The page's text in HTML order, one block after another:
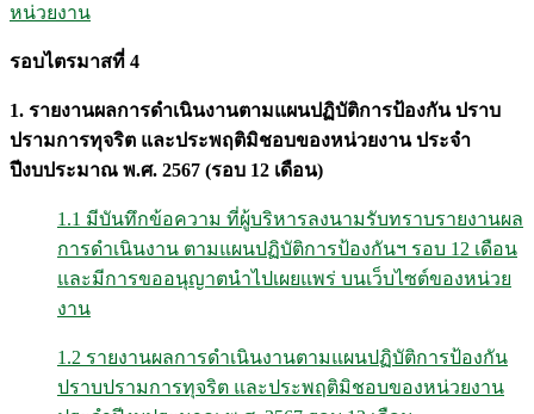
หน่วยงาน
รอบไตรมาสที่ 4
1. รายงานผลการดำเนินงานตามแผนปฏิบัติการป้องกัน ปราบ
ปรามการทุจริต และประพฤติมิชอบของหน่วยงาน ประจำ
ปีงบประมาณ พ.ศ. 2567 (รอบ 12 เดือน)
1.1 มีบันทึกข้อความ ที่ผู้บริหารลงนามรับทราบรายงานผล
การดำเนินงาน ตามแผนปฏิบัติการป้องกันฯ รอบ 12 เดือน
และมีการขออนุญาตนำไปเผยแพร่ บนเว็บไซต์ของหน่วย
งาน
1.2 รายงานผลการดำเนินงานตามแผนปฏิบัติการป้องกัน
ปราบปรามการทุจริต และประพฤติมิชอบของหน่วยงาน